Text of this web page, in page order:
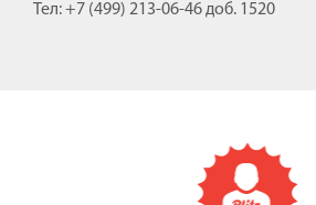
Тел: +7 (499) 213-06-46 доб. 1520